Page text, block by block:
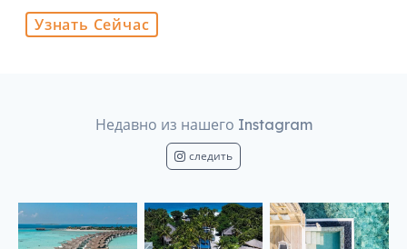
Узнать Сейчас
Недавно из нашего Instagram
следить